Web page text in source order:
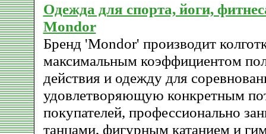
Одежда для спорта, йоги,
Mondor
Бренд 'Mondor' производит
максимальным коэффициентом
действия и одежду для
удовлетворяющую конкретным
покупателей, профессионально
танцами, фигурным катанием и